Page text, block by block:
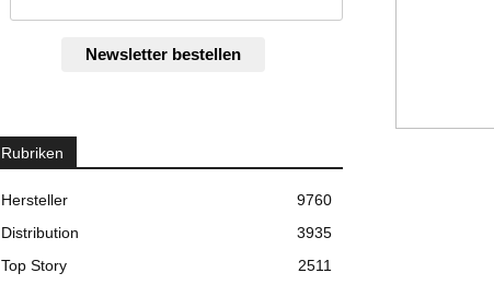
Newsletter bestellen
Rubriken
Hersteller
9760
Distribution
3935
Top Story
2511